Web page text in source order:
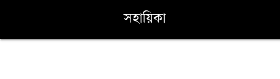
সহায়িকা